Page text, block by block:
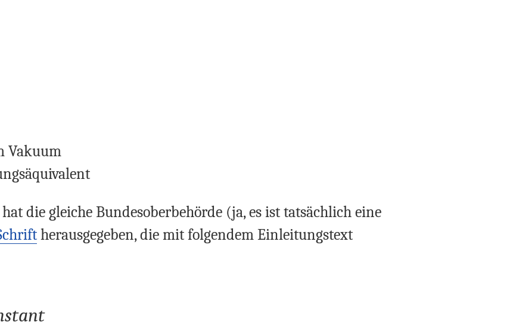
Vakuum
die gleiche Bundesoberbehörde (ja, es ist tatsächlich eine
herausgegeben, die mit folgendem Einleitungstext